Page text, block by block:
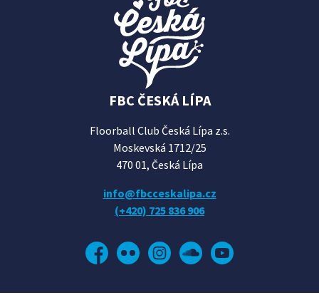
FBC ČESKÁ LÍPA
Floorball Club Česká Lípa z.s.
Moskevská 1712/25
470 01, Česká Lípa
info@fbcceskalipa.cz
(+420) 725 836 906
Facebook
Flickr InstagramSoundcloud
YouTube